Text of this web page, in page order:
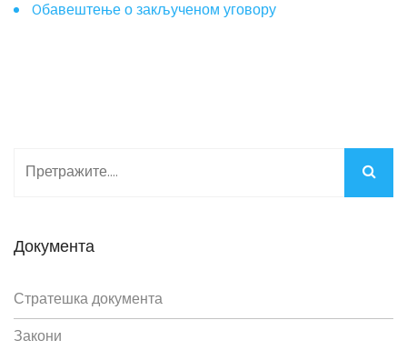
Oбавештење о закљученом уговору
Документа
Стратешка документа
Закони